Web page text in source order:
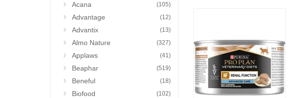
Acana (105)
Advantage (12)
Advantix (13)
Almo Nature (327)
Applaws (41)
Beaphar (519)
Beneful (18)
Biofood (102)